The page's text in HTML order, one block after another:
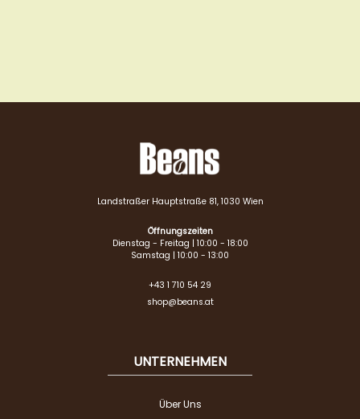
Landstraßer Hauptstraße 81, 1030 Wien
Öffnungszeiten
Dienstag - Freitag | 10:00 - 18:00
Samstag | 10:00 - 13:00
+43 1 710 54 29
shop@beans.at
UNTERNEHMEN
Über Uns